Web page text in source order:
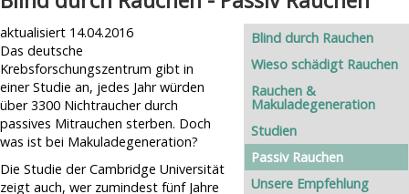
aktualisiert 14.04.2016
Blind durch Rauchen
Wieso schädigt Rauchen
Rauchen &
Makuladegeneration
Studien
Passiv Rauchen
Unsere Empfehlung
Das deutsche
Krebsforschungszentrum gibt in
einer Studie an, jedes Jahr würden
über 3300 Nichtraucher durch
passives Mitrauchen sterben. Doch
was ist bei Makuladegeneration?
Die Studie der Cambridge Universität
zeigt auch, wer zumindest fünf Jahre